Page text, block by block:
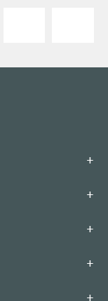
+
+
+
+
+